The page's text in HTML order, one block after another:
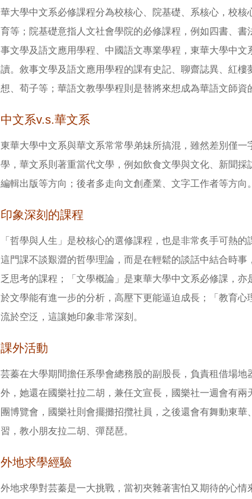
華大學中文系必修課程分為校核心、院基礎、系核心，校
育等；院基礎意指人文社會學院的必修課程，例如四書、
事文學及語文應用學程、中國語文專業學程，東華大學中
讀。敘事文學及語文應用學程的課有史記、聊齋誌異、紅
想、荀子等；華語文教學學程則是替將來想成為華語文師資
中文系v.s.華文系
東華大學中文系與華文系常常學弟妹所搞混，雖然差別僅
學，華文系則著重當代文學，例如飲食文學與文化、新聞採
編輯出版等方向；後者多走向文創產業、文字工作者等方向。
印象深刻的課程
「哲學與人生」是校核心的選修課程，也是非常炙手可熱
這門課不談艱澀的哲學理論，而是在輕鬆的談話中結合時
乏思考的課程；「文學概論」是東華大學中文系必修課，
於文學能有進一步的分析，高壓下更能逼迫成長；「教育
流於空泛，這讓她印象非常深刻。
課外活動
芸蓁在大學期間擔任系學會總務股的副股長，負責租借場
外，她還在國樂社拉二胡，兼任文宣長，國樂社一週會有
團博覽會，國樂社則會擺攤招攬社員，之後還會有舞動東
習，教小朋友拉二胡、彈琵琶。
外地求學經驗
外地求學對芸蓁是一大挑戰，當初夾雜著害怕又期待的心